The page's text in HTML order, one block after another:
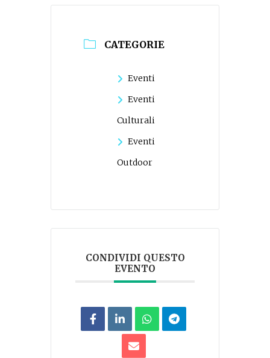
CATEGORIE
Eventi
Eventi
Culturali
Eventi
Outdoor
CONDIVIDI QUESTO
EVENTO